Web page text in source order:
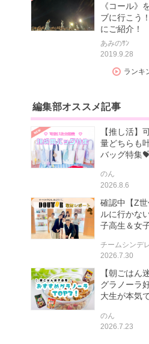
《コール》
ブに行こう
にご紹介！
あみのｻﾝ
2019.9.28
ランキ
編集部オススメ記事
【推し活】
量どちらも
バッグ特集
のん
2026.8.6
確認中【Z
ルに行かな
子高生＆女
チームシンデ
2026.7.30
【朝ごはん
グラノーラ
大生が本気
のん
2026.7.23